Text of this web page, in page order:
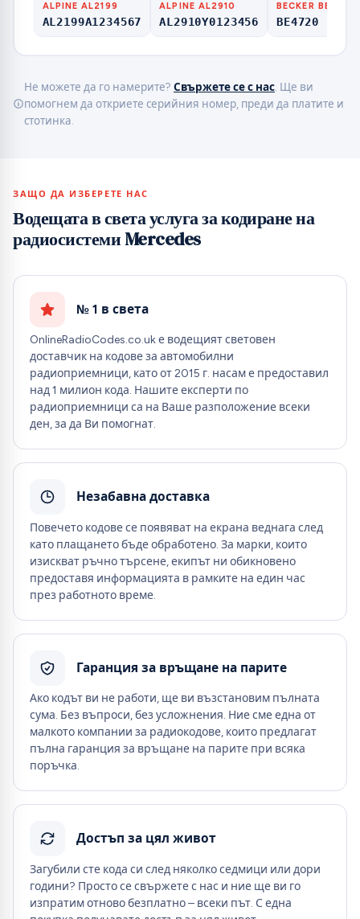
ALPINE AL2199
AL2199A1234567
ALPINE AL2910
AL2910Y0123456
BECKER BE
BE4720
Не можете да го намерите? Свържете се с нас . Ще ви
помогнем да откриете серийния номер, преди да платите и
стотинка.
ЗАЩО ДА ИЗБЕРЕТЕ НАС
Водещата в света услуга за кодиране на
радиосистеми Mercedes
№ 1 в света
OnlineRadioCodes.co.uk е водещият световен
доставчик на кодове за автомобилни
радиоприемници, като от 2015 г. насам е предоставил
над 1 милион кода. Нашите експерти по
радиоприемници са на Ваше разположение всеки
ден, за да Ви помогнат.
Незабавна доставка
Повечето кодове се появяват на екрана веднага след
като плащането бъде обработено. За марки, които
изискват ръчно търсене, екипът ни обикновено
предоставя информацията в рамките на един час
през работното време.
Гаранция за връщане на парите
Ако кодът ви не работи, ще ви възстановим пълната
сума. Без въпроси, без усложнения. Ние сме една от
малкото компании за радиокодове, които предлагат
пълна гаранция за връщане на парите при всяка
поръчка.
Достъп за цял живот
Загубили сте кода си след няколко седмици или дори
години? Просто се свържете с нас и ние ще ви го
изпратим отново безплатно – всеки път. С една